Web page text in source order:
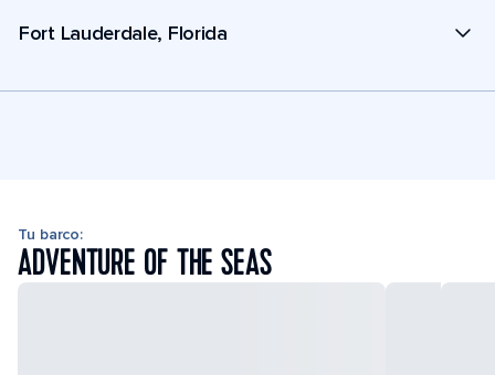
Fort Lauderdale, Florida
Tu barco:
ADVENTURE OF THE SEAS